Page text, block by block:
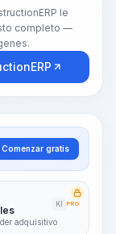
le
completo —
Comenzar gratis
KI PRO
adquisitivo